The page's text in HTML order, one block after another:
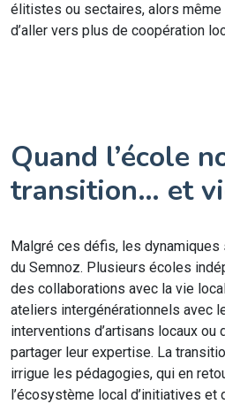
élitistes ou sectaires, alors même
d’aller vers plus de coopération
Quand l’école
transition… et
Malgré ces défis, les dynamiques
du Semnoz. Plusieurs écoles
des collaborations avec la vie
ateliers intergénérationnels avec
interventions d’artisans locaux ou
partager leur expertise. La
irrigue les pédagogies, qui en
l’écosystème local d’initiatives et